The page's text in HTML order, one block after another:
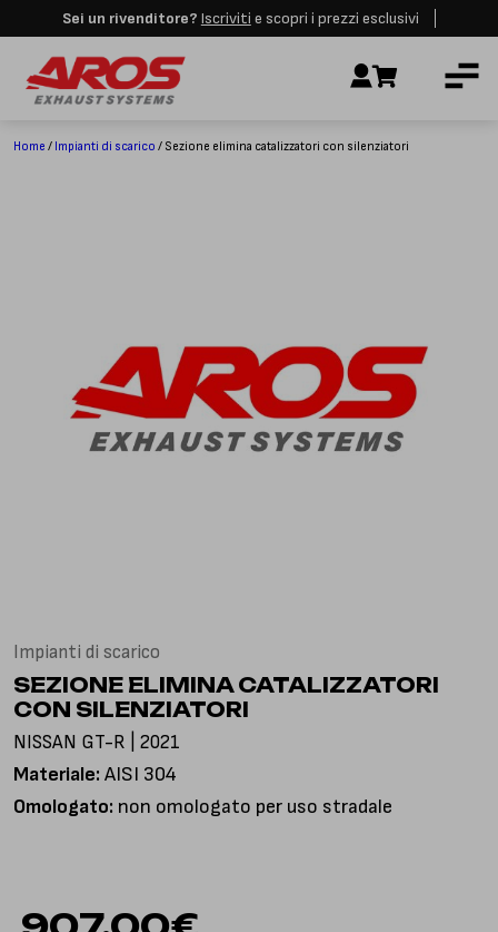
Sei un rivenditore? Iscriviti e scopri i prezzi esclusivi
IMPIANTI DI SCARICO
CUSTOMER SERVICE
+39 348 4420254
Lunedì – Venerdì
8.00 – 18.00
Home / Impianti di scarico / Sezione elimina catalizzatori con silenziatori
Impianti di scarico
SEZIONE ELIMINA CATALIZZATORI
CON SILENZIATORI
NISSAN GT-R | 2021
Materiale: AISI 304
Omologato: non omologato per uso stradale
Aros rimarrà chiusa per le festività dall'8 al 23 Agosto. I nuovi ordini